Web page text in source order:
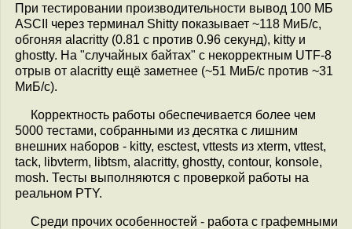
При тестировании производительности вывод 100 МБ
ASCII через терминал Shitty показывает ~118 МиБ/с,
обгоняя alacritty (0.81 с против 0.96 секунд), kitty и
ghostty. На "случайных байтах" с некорректным UTF-8
отрыв от alacritty ещё заметнее (~51 МиБ/с против ~31
МиБ/с).
Корректность работы обеспечивается более чем
5000 тестами, собранными из десятка с лишним
внешних наборов - kitty, esctest, vttests из xterm, vttest,
tack, libvterm, libtsm, alacritty, ghostty, contour, konsole,
mosh. Тесты выполняются с проверкой работы на
реальном PTY.
Среди прочих особенностей - работа с графемными